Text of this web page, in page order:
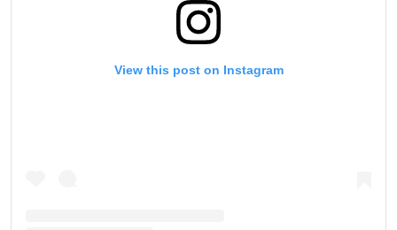
View this post on Instagram